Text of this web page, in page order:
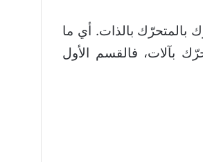
بالمتحرّك بالذات. أي ما
بآلات، فالقسم الأول